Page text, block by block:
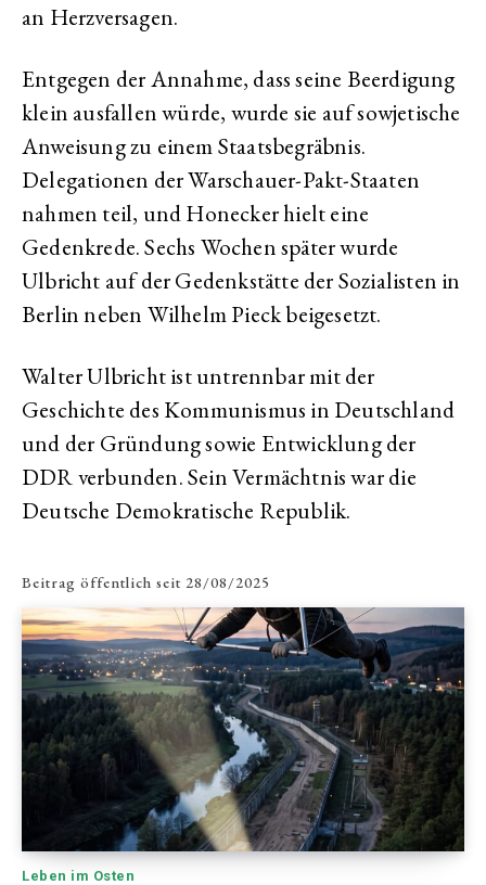
an Herzversagen.
Entgegen der Annahme, dass seine Beerdigung
klein ausfallen würde, wurde sie auf sowjetische
Anweisung zu einem Staatsbegräbnis.
Delegationen der Warschauer-Pakt-Staaten
nahmen teil, und Honecker hielt eine
Gedenkrede. Sechs Wochen später wurde
Ulbricht auf der Gedenkstätte der Sozialisten in
Berlin neben Wilhelm Pieck beigesetzt.
Walter Ulbricht ist untrennbar mit der
Geschichte des Kommunismus in Deutschland
und der Gründung sowie Entwicklung der
DDR verbunden. Sein Vermächtnis war die
Deutsche Demokratische Republik.
Beitrag öffentlich seit 28/08/2025
Leben im Osten